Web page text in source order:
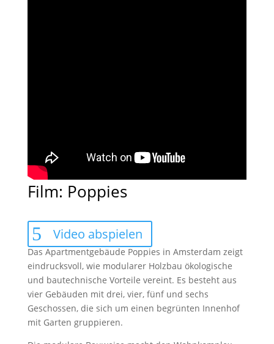
Film: Poppies
Video abspielen
Das Apartmentgebäude Poppies in Amsterdam zeigt
eindrucksvoll, wie modularer Holzbau ökologische
und bautechnische Vorteile vereint. Es besteht aus
vier Gebäuden mit drei, vier, fünf und sechs
Geschossen, die sich um einen begrünten Innenhof
mit Garten gruppieren.